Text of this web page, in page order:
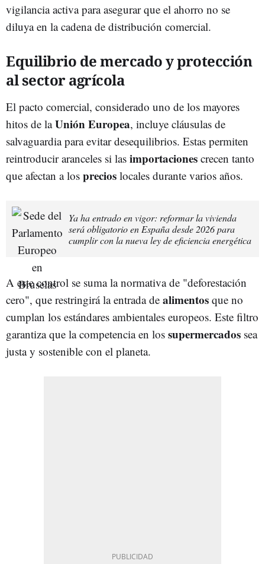
vigilancia activa para asegurar que el ahorro no se
diluya en la cadena de distribución comercial.
Equilibrio de mercado y protección
al sector agrícola
El pacto comercial, considerado uno de los mayores
hitos de laUnión Europea, incluye cláusulas de
salvaguardia para evitar desequilibrios. Estas permiten
reintroducir aranceles si las importaciones crecen tanto
que afectan a los precios locales durante varios años.
Ya ha entrado en vigor: reformar la vivienda
será obligatorio en España desde 2026 para
cumplir con la nueva ley de eficiencia energética
A este control se suma la normativa de "deforestación
cero", que restringirá la entrada de alimentos que no
cumplan los estándares ambientales europeos. Este filtro
garantiza que la competencia en los supermercados sea
justa y sostenible con el planeta.